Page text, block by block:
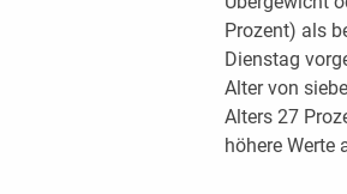
Prozent) als
Dienstag
Alter von
Alters 27
höhere Werte